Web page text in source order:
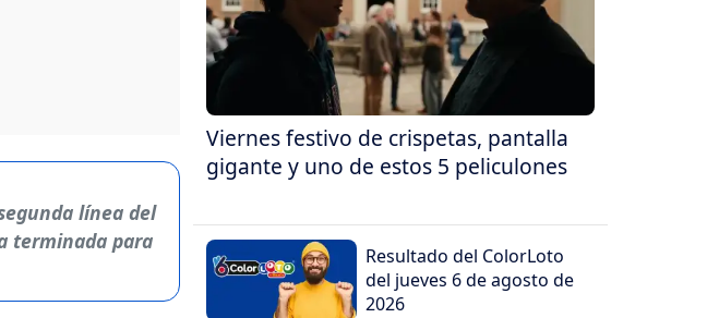
línea del
terminada para
Viernes festivo de crispetas, pantalla
gigante y uno de estos 5 peliculones
Resultado del ColorLoto
del jueves 6 de agosto de
2026